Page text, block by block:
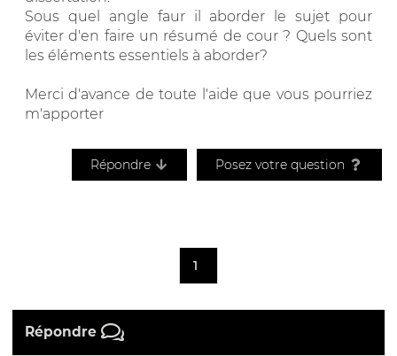
Sous quel angle faur il aborder le sujet pour
éviter d'en faire un résumé de cour ? Quels sont
les éléments essentiels à aborder?
Merci d'avance de toute l'aide que vous pourriez
m'apporter
Répondre Posez votre question
1
Répondre